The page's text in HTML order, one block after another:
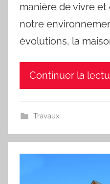
manière de vivre et
notre
évolutions, la
Continuer la
Travaux